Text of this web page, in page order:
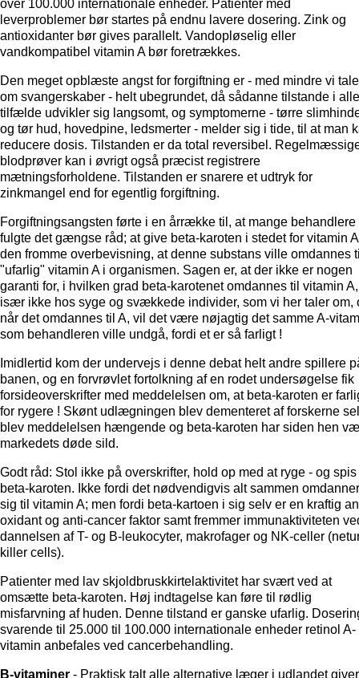
over 100.000 internationale enheder. Patienter med
leverproblemer bør startes på endnu lavere dosering. Zink og
antioxidanter bør gives parallelt. Vandopløselig eller
vandkompatibel vitamin A bør foretrækkes.
Den meget opblæste angst for forgiftning er - med mindre vi
om svangerskaber - helt ubegrundet, då sådanne tilstande i alle
tilfælde udvikler sig langsomt, og symptomerne - tørre
og tør hud, hovedpine, ledsmerter - melder sig i tide, til at man
reducere dosis. Tilstanden er da total reversibel.
blodprøver kan i øvrigt også præcist registrere
mætningsforholdene. Tilstanden er snarere et udtryk for
zinkmangel end for egentlig forgiftning.
Forgiftningsangsten førte i en årrække til, at mange behandlere
fulgte det gængse råd; at give beta-karoten i stedet for vitamin
den fromme overbevisning, at denne substans ville omdannes
"ufarlig" vitamin A i organismen. Sagen er, at der ikke er nogen
garanti for, i hvilken grad beta-karotenet omdannes til vitamin A,
især ikke hos syge og svækkede individer, som vi her taler om,
når det omdannes til A, vil det være nøjagtig det samme A-
som behandleren ville undgå, fordi et er så farligt !
Imidlertid kom der undervejs i denne debat helt andre spillere
banen, og en forvrøvlet fortolkning af en rodet undersøgelse fik
forsideoverskrifter med meddelelsen om, at beta-karoten er
for rygere ! Skønt udlægningen blev dementeret af forskerne
blev meddelelsen hængende og beta-karoten har siden hen
markedets døde sild.
Godt råd: Stol ikke på overskrifter, hold op med at ryge - og spis
beta-karoten. Ikke fordi det nødvendigvis alt sammen omdanner
sig til vitamin A; men fordi beta-kartoen i sig selv er en kraftig
oxidant og anti-cancer faktor samt fremmer immunaktiviteten
dannelsen af T- og B-leukocyter, makrofager og NK-celler
killer cells).
Patienter med lav skjoldbruskkirtelaktivitet har svært ved at
omsætte beta-karoten. Høj indtagelse kan føre til rødlig
misfarvning af huden. Denne tilstand er ganske ufarlig.
svarende til 25.000 til 100.000 internationale enheder retinol A-
vitamin anbefales ved cancerbehandling.
B-vitaminer - Praktisk talt alle alternative læger i udlandet giver